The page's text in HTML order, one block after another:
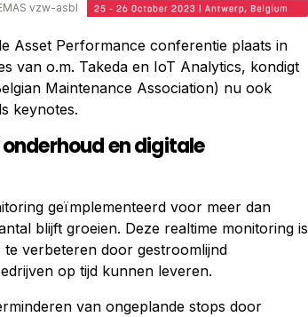
vzw-asbl
Asset Performance conferentie plaats in
van o.m. Takeda en IoT Analytics, kondigt
Maintenance Association) nu ook
keynotes.
en digitale
geïmplementeerd voor meer dan
blijft groeien. Deze realtime monitoring is
verbeteren door gestroomlijnd
op tijd kunnen leveren.
van ongeplande stops door